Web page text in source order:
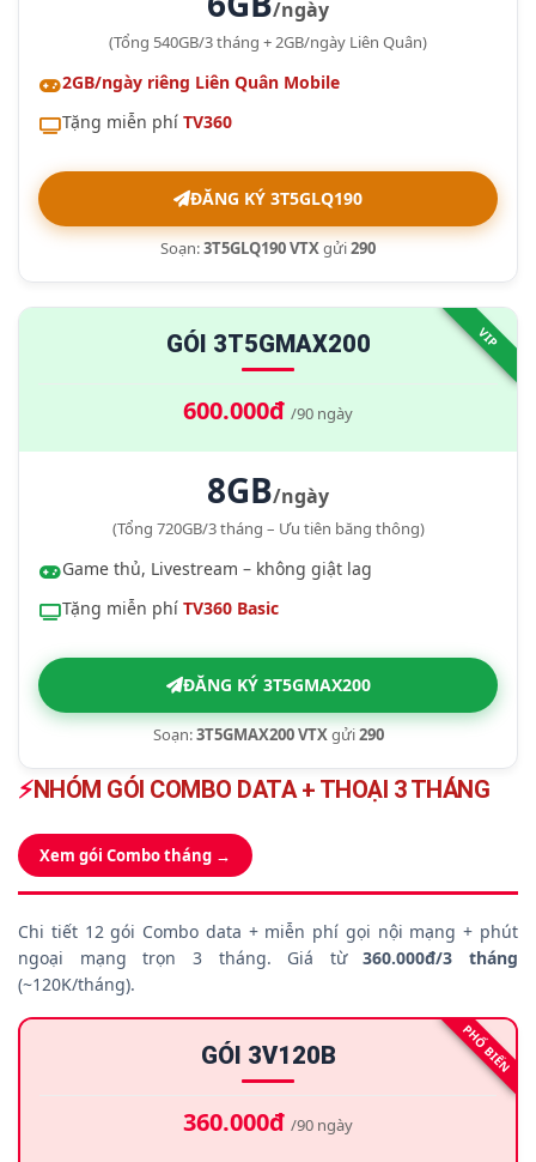
/ngày
(Tổng 540GB/3 tháng + 2GB/ngày Liên Quân)
2GB/ngày riêng Liên Quân Mobile
Tặng miễn phí TV360
ĐĂNG KÝ 3T5GLQ190
Soạn:3T5GLQ190 VTXgửi290
VIP
GÓI 3T5GMAX200
600.000đ /90 ngày
8GB/ngày
(Tổng 720GB/3 tháng – Ưu tiên băng thông)
Game thủ, Livestream – không giật lag
Tặng miễn phí TV360 Basic
ĐĂNG KÝ 3T5GMAX200
Soạn:3T5GMAX200 VTXgửi290
⚡NHÓM GÓI COMBO DATA + THOẠI 3 THÁNG
Xem gói Combo tháng →
Chi tiết 12 gói Combo data + miễn phí gọi nội mạng + phút
ngoại mạng trọn 3 tháng. Giá từ360.000đ/3 tháng
(~120K/tháng).
PHỔ BIẾN
GÓI 3V120B
360.000đ /90 ngày